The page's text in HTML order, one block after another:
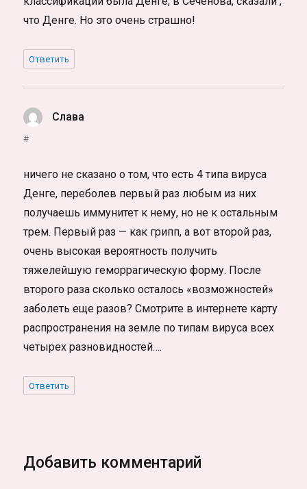
что Денге. Но это очень страшно!
Ответить
Слава
#
ничего не сказано о том, что есть 4 типа вируса
Денге, переболев первый раз любым из них
получаешь иммунитет к нему, но не к остальным
трем. Первый раз — как грипп, а вот второй раз,
очень высокая вероятность получить
тяжелейшую геморрагическую форму. После
второго раза сколько осталось «возможностей»
заболеть еще разов? Смотрите в интернете карту
распространения на земле по типам вируса всех
четырех разновидностей….
Ответить
Добавить комментарий